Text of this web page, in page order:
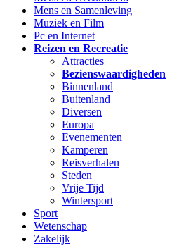
Mens en Samenleving
Muziek en Film
Pc en Internet
Reizen en Recreatie
Attracties
Bezienswaardigheden
Binnenland
Buitenland
Diversen
Europa
Evenementen
Kamperen
Reisverhalen
Steden
Vrije Tijd
Wintersport
Sport
Wetenschap
Zakelijk